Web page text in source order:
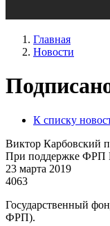
Главная
Новости
К списку
Виктор Карбовский
При поддержке ФРП
23 марта 2019
4063
Государственный
ФРП).